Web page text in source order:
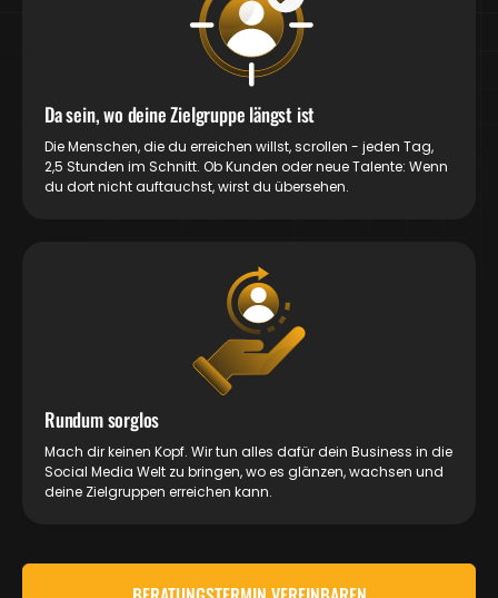
Da sein, wo deine Zielgruppe längst ist
Die Menschen, die du erreichen willst, scrollen - jeden Tag,
2,5 Stunden im Schnitt. Ob Kunden oder neue Talente: Wenn
du dort nicht auftauchst, wirst du übersehen.
Rundum sorglos
Mach dir keinen Kopf. Wir tun alles dafür dein Business in die
Social Media Welt zu bringen, wo es glänzen, wachsen und
deine Zielgruppen erreichen kann.